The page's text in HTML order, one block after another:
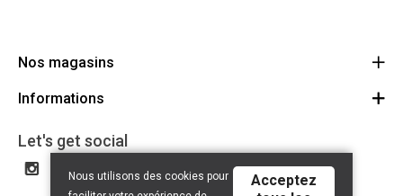
Nos magasins
Cycles Arnold Kontz Gare / Bonnevoie
+352 40 96 74 214 / +352 40 96 74 215
Informations
Conditions générales
Avertissement
Politique de confidentialité
Let's get social
Nous utilisons des cookies pour
Acceptez